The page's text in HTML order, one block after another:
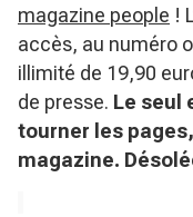
magazine people !
accès, au numéro
illimité de 19,90
de presse. Le seul
tourner les
magazine.